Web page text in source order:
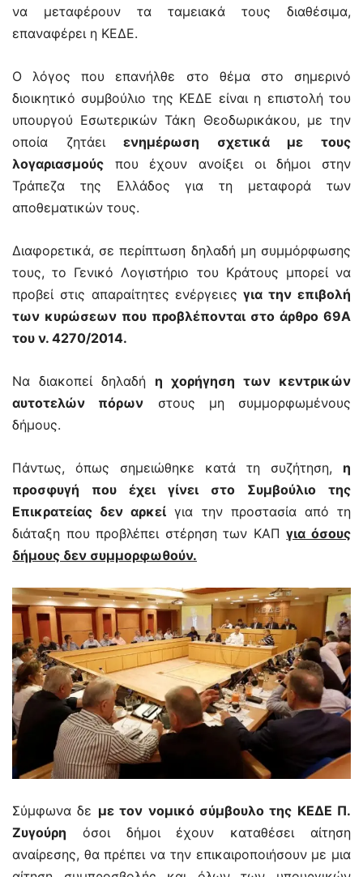
να μεταφέρουν τα ταμειακά τους διαθέσιμα,
επαναφέρει η ΚΕΔΕ.
Ο λόγος που επανήλθε στο θέμα στο σημερινό
διοικητικό συμβούλιο της ΚΕΔΕ είναι η επιστολή του
υπουργού Εσωτερικών Τάκη Θεοδωρικάκου, με την
οποία ζητάειενημέρωση σχετικά με τους
λογαριασμούς που έχουν ανοίξει οι δήμοι στην
Τράπεζα της Ελλάδος για τη μεταφορά των
αποθεματικών τους.
Διαφορετικά, σε περίπτωση δηλαδή μη συμμόρφωσης
τους, το Γενικό Λογιστήριο του Κράτους μπορεί να
προβεί στις απαραίτητες ενέργειεςγια την επιβολή
των κυρώσεων που προβλέπονται στο άρθρο 69Α
του ν. 4270/2014.
Να διακοπεί δηλαδή η χορήγηση των κεντρικών
αυτοτελών πόρων στους μη συμμορφωμένους
δήμους.
Πάντως, όπως σημειώθηκε κατά τη συζήτηση, η
προσφυγή που έχει γίνει στο Συμβούλιο της
Επικρατείας δεν αρκεί για την προστασία από τη
διάταξη που προβλέπει στέρηση των ΚΑΠγια όσους
δήμους δεν συμμορφωθούν.
Σύμφωνα δε με τον νομικό σύμβουλο της ΚΕΔΕ Π.
Ζυγούρη όσοι δήμοι έχουν καταθέσει αίτηση
αναίρεσης, θα πρέπει να την επικαιροποιήσουν με μια